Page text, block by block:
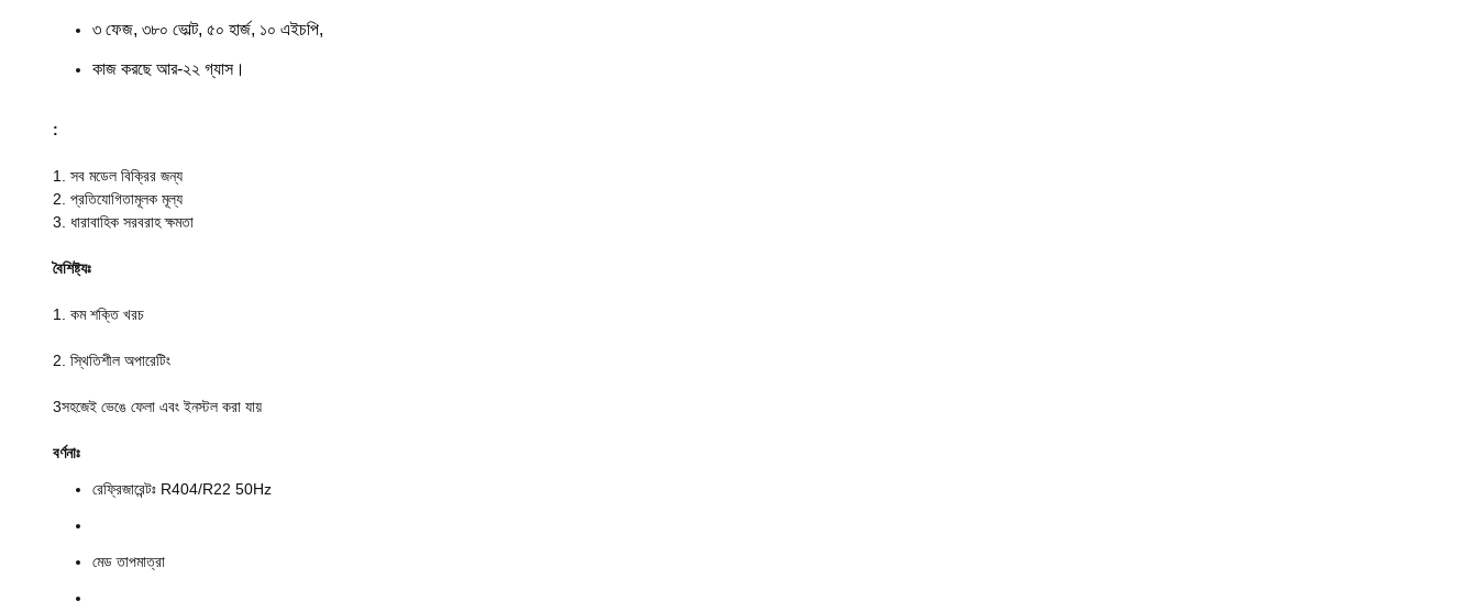
৩ ফেজ, ৩৮০ ভোল্ট, ৫০ হার্জ, ১০ এইচপি,
কাজ করছে আর-২২ গ্যাস।
:
1. সব মডেল বিক্রির জন্য
2. প্রতিযোগিতামূলক মূল্য
3. ধারাবাহিক সরবরাহ ক্ষমতা
বৈশিষ্ট্যঃ
1. কম শক্তি খরচ
2. স্থিতিশীল অপারেটিং
3সহজেই ভেঙে ফেলা এবং ইনস্টল করা যায়
বর্ণনাঃ
রেফ্রিজারেন্টঃ R404/R22 50Hz
মেড তাপমাত্রা